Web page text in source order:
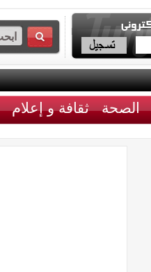
الصحة ثقافة و إعلام